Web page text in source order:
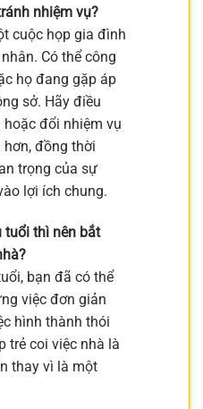
nhiệm vụ?
cuộc họp gia đình
Có thể công
họ đang gặp áp
sở. Hãy điều
đổi nhiệm vụ
đồng thời
trọng của sự
lợi ích chung.
tuổi thì nên bắt
bạn đã có thể
việc đơn giản
hình thành thói
trẻ coi việc nhà là
thay vì là một